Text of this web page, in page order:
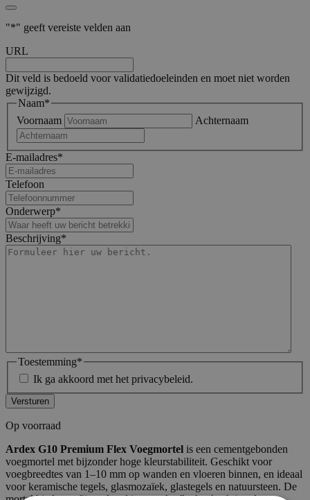
"*" geeft vereiste velden aan
URL
Dit veld is bedoeld voor validatiedoeleinden en moet niet worden
gewijzigd.
Naam*
Voornaam
Achternaam
E-mailadres*
Telefoon
Onderwerp*
Beschrijving*
Toestemming*
Ik ga akkoord met het privacybeleid.
Op voorraad
Ardex G10 Premium Flex Voegmortel is een cementgebonden
voegmortel met bijzonder hoge kleurstabiliteit. Geschikt voor
voegbreedtes van 1–10 mm op wanden en vloeren binnen, en ideaal
voor keramische tegels, glasmozaïek, glastegels en natuursteen. De